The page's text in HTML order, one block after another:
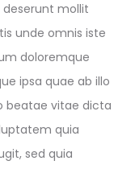
mollit
unde omnis iste
doloremque
ipsa quae ab illo
beatae vitae dicta
quia
sed quia